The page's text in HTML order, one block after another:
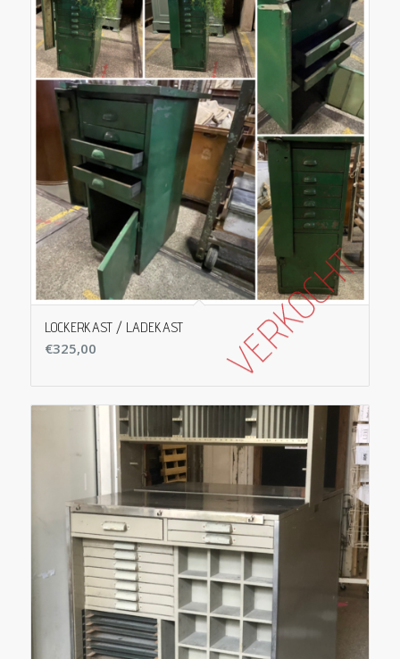
LOCKERKAST / LADEKAST
€325,00